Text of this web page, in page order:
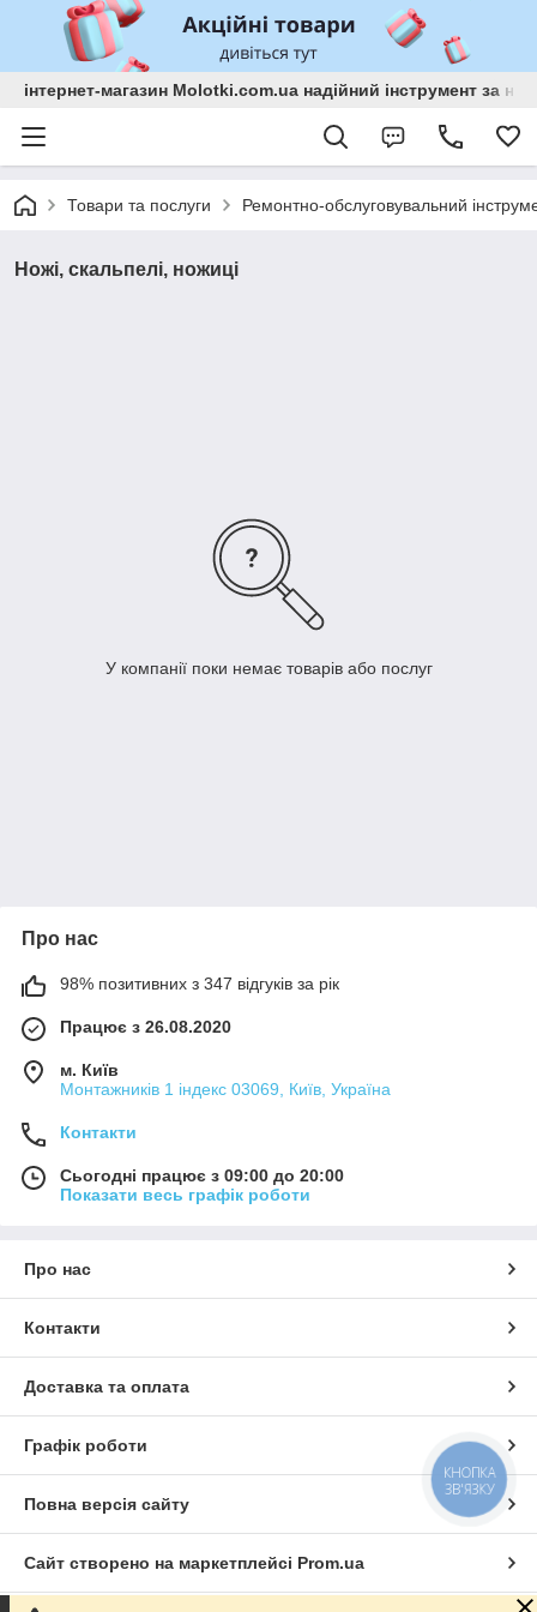
інтернет-магазин Molotki.com.ua надійний інструмент за
Товари та послуги Ремонтно-обслуговувальний
Ножі, скальпелі, ножиці
У компанії поки немає товарів або послуг
Про нас
98% позитивних з 347 відгуків за рік
Працює з 26.08.2020
м. Київ
Монтажників 1 індекс 03069, Київ, Україна
Контакти
Сьогодні працює з 09:00 до 20:00
Показати весь графік роботи
Про нас
Контакти
Доставка та оплата
Графік роботи
Повна версія сайту
Сайт створено на маркетплейсі Prom.ua
КНОПКА
ЗВ'ЯЗКУ